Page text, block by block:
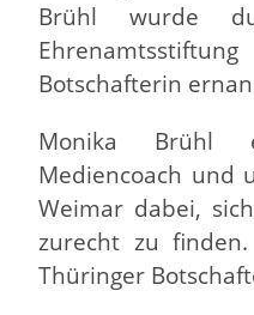
Brühl wurde
Botschafterin
Monika Brühl
Mediencoach und
Weimar dabei,
zurecht zu
Thüringer